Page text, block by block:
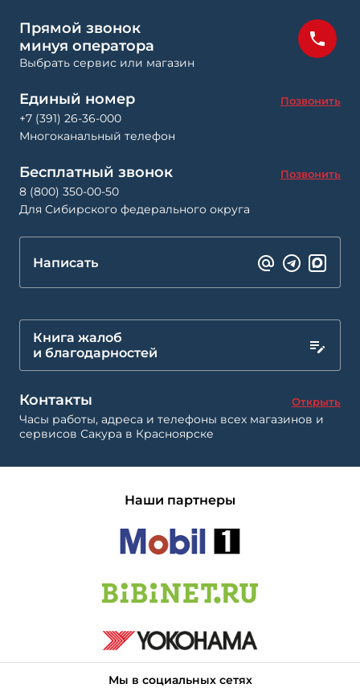
Прямой звонок
минуя оператора
Выбрать сервис или магазин
Единый номер Позвонить
+7 (391) 26-36-000
Многоканальный телефон
Бесплатный звонок Позвонить
8 (800) 350-00-50
Для Сибирского федерального округа
Написать
Книга жалоб
и благодарностей
Контакты Открыть
Часы работы, адреса и телефоны всех магазинов и
сервисов Сакура в Красноярске
Наши партнеры
Мы в социальных сетях